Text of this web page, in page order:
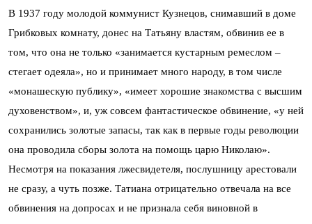
В 1937 году молодой коммунист Кузнецов, снимавший в доме
Грибковых комнату, донес на Татьяну властям, обвинив ее в
том, что она не только «занимается кустарным ремеслом –
стегает одеяла», но и принимает много народу, в том числе
«монашескую публику», «имеет хорошие знакомства с высшим
духовенством», и, уж совсем фантастическое обвинение, «у ней
сохранились золотые запасы, так как в первые годы революции
она проводила сборы золота на помощь царю Николаю».
Несмотря на показания лжесвидетеля, послушницу арестовали
не сразу, а чуть позже. Татиана отрицательно отвечала на все
обвинения на допросах и не признала себя виновной в